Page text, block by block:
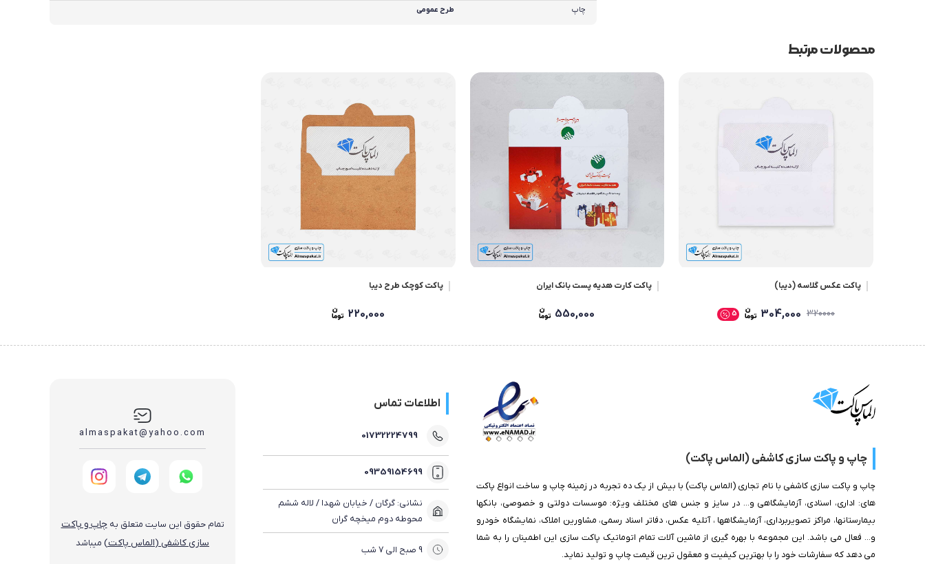
چاپ طرح عمومی
محصولات مرتبط
پاکت عکس گلاسه (دیبا)
320000
304,000
5
پاکت کارت هدیه پست بانک ایران
550,000
پاکت کوچک طرح دیبا
220,000
چاپ و پاکت سازی کاشفی (الماس پاکت)
چاپ و پاکت سازی کاشفی با نام تجاری (الماس پاکت) با بیش از یک ده تجربه در زمینه چاپ و ساخت انواع پاکت
های: اداری، اسنادی، آزمایشگاهی و... در سایز و جنس های مختلف ویژه: موسسات دولتی و خصوصی، بانکها
بیمارستانها، مراکز تصویربرداری، آزمایشگاهها ، آتلیه عکس، دفاتر اسناد رسمی، مشاورین املاک، نمایشگاه خودرو
و... فعال می باشد. این مجموعه با بهره گیری از ماشین آلات تمام اتوماتیک پاکت سازی این اطمینان را به شما
می دهد که سفارشات خود را با بهترین کیفیت و معقول ترین قیمت چاپ و تولید نماید.
اطلاعات تماس
01732224799
09359154699
نشانی: گرگان / خیابان شهدا / لاله ششم
محوطه دوم میخچه گران
9 صبح الی 7 شب
almaspakat@yahoo.com
تمام حقوق این سایت متعلق بهچاپ و پاکت
سازی کاشفی (الماس پاکت) میباشد